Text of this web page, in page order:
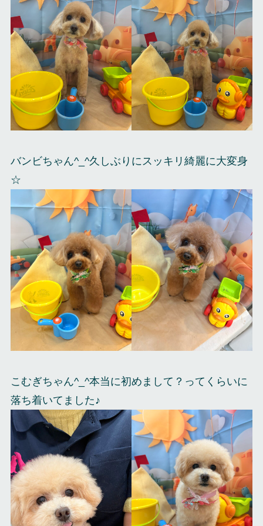
バンビちゃん^_^久しぶりにスッキリ綺麗に大変身
☆
こむぎちゃん^_^本当に初めまして？ってくらいに
落ち着いてました♪